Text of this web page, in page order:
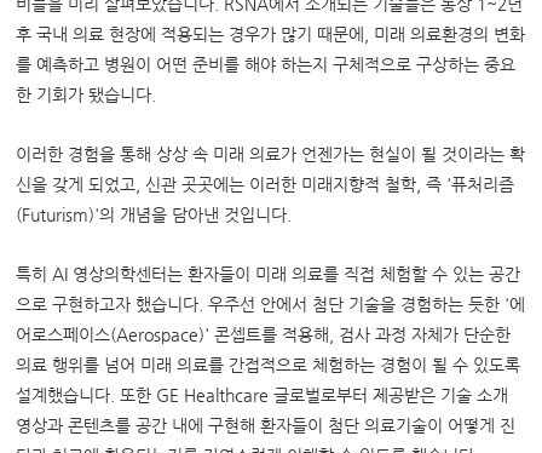
후 국내 의료 현장에 적용되는 경우가 많기 때문에, 미래 의료환경의 변화
를 예측하고 병원이 어떤 준비를 해야 하는지 구체적으로 구상하는 중요
한 기회가 됐습니다.
이러한 경험을 통해 상상 속 미래 의료가 언젠가는 현실이 될 것이라는 확
신을 갖게 되었고, 신관 곳곳에는 이러한 미래지향적 철학, 즉 '퓨처리즘
(Futurism)'의 개념을 담아낸 것입니다.
특히 AI 영상의학센터는 환자들이 미래 의료를 직접 체험할 수 있는 공간
으로 구현하고자 했습니다. 우주선 안에서 첨단 기술을 경험하는 듯한 '에
어로스페이스(Aerospace)' 콘셉트를 적용해, 검사 과정 자체가 단순한
의료 행위를 넘어 미래 의료를 간접적으로 체험하는 경험이 될 수 있도록
설계했습니다. 또한 GE Healthcare 글로벌로부터 제공받은 기술 소개
영상과 콘텐츠를 공간 내에 구현해 환자들이 첨단 의료기술이 어떻게 진